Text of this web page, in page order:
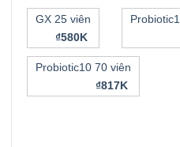
GX 25 viên
₫580K
Probiotic10 70 viên
₫817K